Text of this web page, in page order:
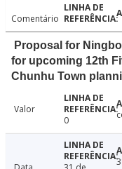
Comentário
Proposal for
for upcoming 12th
Chunhu Town
Valor
0